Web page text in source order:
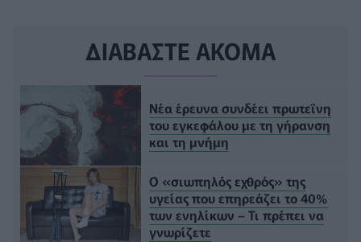
ΔΙΑΒΑΣΤΕ ΑΚΟΜΑ
Νέα έρευνα συνδέει πρωτεΐνη
του εγκεφάλου με τη γήρανση
και τη μνήμη
Ο «σιωπηλός εχθρός» της
υγείας που επηρεάζει το 40%
των ενηλίκων – Τι πρέπει να
γνωρίζετε